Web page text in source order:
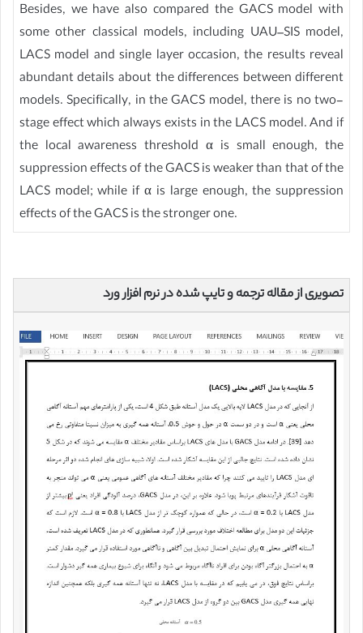
Besides, we have also compared the GACS model with
some other classical models, including UAU–SIS model,
LACS model and single layer occasion, the results reveal
abundant details about the differences between different
models. Specifically, in the GACS model, there is no two-
stage effect which always exists in the LACS model. And if
the local awareness threshold α is small enough, the
suppression effects of the GACS is weaker than that of the
LACS model; while if α is large enough, the suppression
effects of the GACS is the stronger one.
تصویری از مقاله ترجمه و تایپ شده در نرم افزار ورد